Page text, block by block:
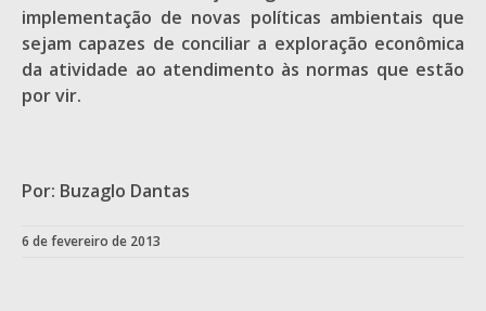
implementação de novas políticas ambientais que
sejam capazes de conciliar a exploração econômica
da atividade ao atendimento às normas que estão
por vir.
Por: Buzaglo Dantas
6 de fevereiro de 2013